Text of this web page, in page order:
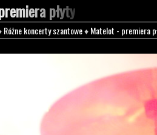
płyty
Różne koncerty szantowe♦Matelot - premiera